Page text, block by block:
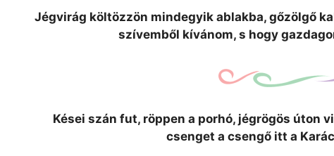
Jégvirág költözzön mindegyik ablakba, gőzölgő
szívemből kívánom, s hogy
Kései szán fut, röppen a porhó, jégrögös úton
csenget a csengő itt a